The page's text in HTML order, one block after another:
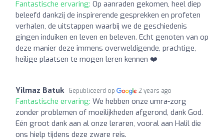
Fantastische ervaring: Op aanraden gekomen, heel diep
beleefd dankzij de inspirerende gesprekken en profeten
verhalen, de uitstappen waarbij we de geschiedenis
gingen induiken en leven en beleven. Echt genoten van op
deze manier deze immens overweldigende, prachtige,
heilige plaatsen te mogen leren kennen ❤️
Yilmaz Batuk Gepubliceerd op 2 years ago
Fantastische ervaring: We hebben onze umra-zorg
zonder problemen of moeilijkheden afgerond, dank God.
Eén groot dank aan al onze leraren, vooral aan Halil die
ons hielp tijdens deze zware reis.